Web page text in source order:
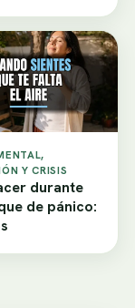
Y CRISIS
durante
de pánico: